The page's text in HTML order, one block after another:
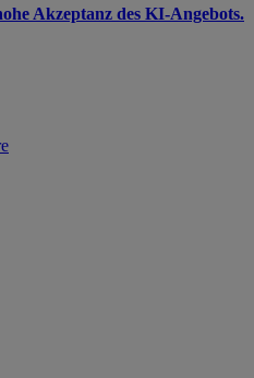
Akzeptanz des KI-Angebots.